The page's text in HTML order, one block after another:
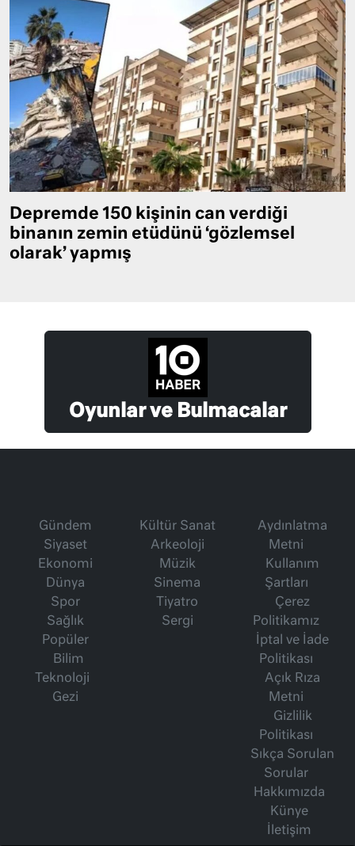
Depremde 150 kişinin can verdiği
binanın zemin etüdünü ‘gözlemsel
olarak’ yapmış
Oyunlar ve Bulmacalar
Gündem
Siyaset
Ekonomi
Dünya
Spor
Sağlık
Popüler
Bilim
Teknoloji
Gezi
Kültür Sanat
Arkeoloji
Müzik
Sinema
Tiyatro
Sergi
Aydınlatma
Metni
Kullanım
Şartları
Çerez
Politikamız
İptal ve İade
Politikası
Açık Rıza
Metni
Gizlilik
Politikası
Sıkça Sorulan
Sorular
Hakkımızda
Künye
İletişim